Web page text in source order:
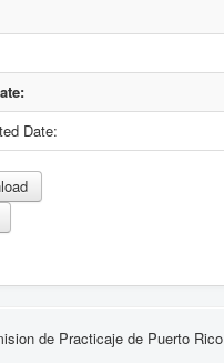
Date:
de Practicaje de Puerto Rico